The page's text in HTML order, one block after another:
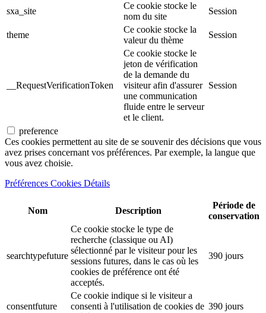
sxa_site
Ce cookie stocke le
nom du site
Session
theme
Ce cookie stocke la
valeur du thème
Session
__RequestVerificationToken
Ce cookie stocke le
jeton de vérification
de la demande du
visiteur afin d'assurer
une communication
fluide entre le serveur
et le client.
Session
preference
Ces cookies permettent au site de se souvenir des décisions que vous
avez prises concernant vos préférences. Par exemple, la langue que
vous avez choisie.
Préférences Cookies Détails
Nom Description
Période de
conservation
searchtypefuture
Ce cookie stocke le type de
recherche (classique ou AI)
sélectionné par le visiteur pour les
sessions futures, dans le cas où les
cookies de préférence ont été
acceptés.
390 jours
consentfuture
Ce cookie indique si le visiteur a
consenti à l'utilisation de cookies de 390 jours